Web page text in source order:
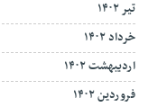
تیر ۱۴۰۲
خرداد ۱۴۰۲
اردیبهشت ۱۴۰۲
فروردین ۱۴۰۲